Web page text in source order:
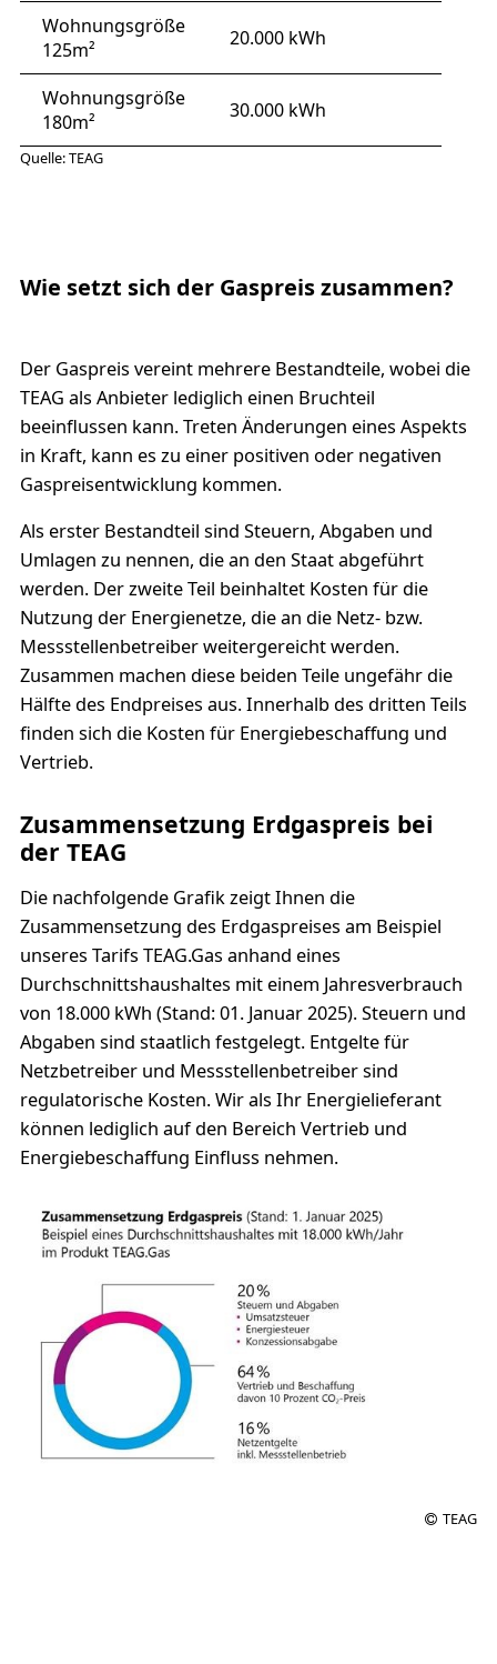
Wohnungsgröße
125m²
20.000 kWh
Wohnungsgröße
180m²
30.000 kWh
Quelle: TEAG
Wie setzt sich der Gaspreis zusammen?
Der Gaspreis vereint mehrere Bestandteile, wobei die
TEAG als Anbieter lediglich einen Bruchteil
beeinflussen kann. Treten Änderungen eines Aspekts
in Kraft, kann es zu einer positiven oder negativen
Gaspreisentwicklung kommen.
Als erster Bestandteil sind Steuern, Abgaben und
Umlagen zu nennen, die an den Staat abgeführt
werden. Der zweite Teil beinhaltet Kosten für die
Nutzung der Energienetze, die an die Netz- bzw.
Messstellenbetreiber weitergereicht werden.
Zusammen machen diese beiden Teile ungefähr die
Hälfte des Endpreises aus. Innerhalb des dritten Teils
finden sich die Kosten für Energiebeschaffung und
Vertrieb.
Zusammensetzung Erdgaspreis bei
der TEAG
Die nachfolgende Grafik zeigt Ihnen die
Zusammensetzung des Erdgaspreises am Beispiel
unseres Tarifs TEAG.Gas anhand eines
Durchschnittshaushaltes mit einem Jahresverbrauch
von 18.000 kWh (Stand: 01. Januar 2025). Steuern und
Abgaben sind staatlich festgelegt. Entgelte für
Netzbetreiber und Messstellenbetreiber sind
regulatorische Kosten. Wir als Ihr Energielieferant
können lediglich auf den Bereich Vertrieb und
Energiebeschaffung Einfluss nehmen.
TEAG